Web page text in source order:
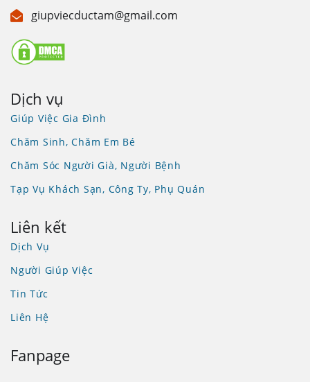
giupviecductam@gmail.com
Dịch vụ
Giúp Việc Gia Đình
Chăm Sinh, Chăm Em Bé
Chăm Sóc Người Già, Người Bệnh
Tạp Vụ Khách Sạn, Công Ty, Phụ Quán
Liên kết
Dịch Vụ
Người Giúp Việc
Tin Tức
Liên Hệ
Fanpage